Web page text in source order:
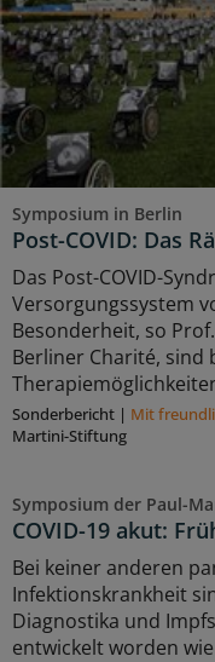
Symposium in Berlin
Post-COVID: Das
Das Post-COVID-
Versorgungssystem
Besonderheit, so
Berliner Charité, sind
Sonderbericht | Mit
Martini-Stiftung
Symposium der Paul-
COVID-19 akut:
Bei keiner anderen
Infektionskrankheit
Diagnostika und
entwickelt worden wie